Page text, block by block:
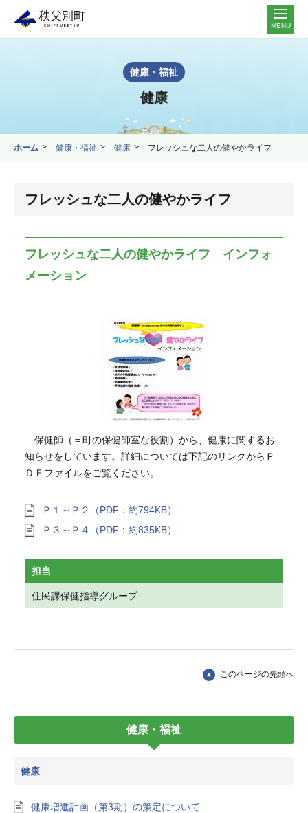
MENU
健康・福祉
健康
ホーム 健康・福祉 健康 フレッシュな二人の健やかライフ
フレッシュな二人の健やかライフ
フレッシュな二人の健やかライフ インフォ
メーション
保健師（＝町の保健師室な役割）から、健康に関するお
知らせをしています。詳細については下記のリンクからＰ
ＤＦファイルをご覧ください。
Ｐ１～Ｐ２（PDF：約794KB）
Ｐ３～Ｐ４（PDF：約835KB）
担当
住民課保健指導グループ
このページの先頭へ
健康・福祉
健康
健康増進計画（第3期）の策定について